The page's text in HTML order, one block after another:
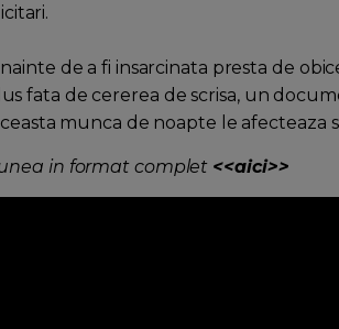
de a fi insarcinata presta de
fata de cererea de scrisa, un
munca de noapte le afecteaza
in format complet <<aici>>